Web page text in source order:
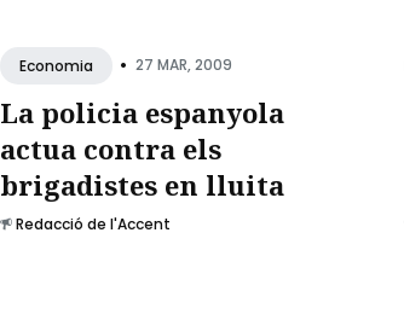
Economia • 27 MAR, 2009
La policia espanyola
actua contra els
brigadistes en lluita
Redacció de l'Accent